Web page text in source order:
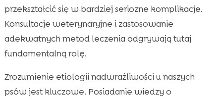
przekształcić się w bardziej seriozne komplikacje.
Konsultacje weterynaryjne i zastosowanie
adekwatnych metod leczenia odgrywają tutaj
fundamentalną rolę.
Zrozumienie etiologii nadwrażliwości u naszych
psów jest kluczowe. Posiadanie wiedzy o